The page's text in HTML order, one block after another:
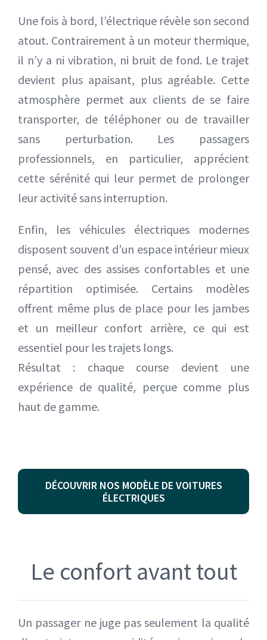
Une fois à bord, l’électrique révèle son second
atout. Contrairement à un moteur thermique,
il n’y a ni vibration, ni bruit de fond. Le trajet
devient plus apaisant, plus agréable. Cette
atmosphère permet aux clients de se faire
transporter, de téléphoner ou de travailler
sans perturbation. Les passagers
professionnels, en particulier, apprécient
cette sérénité qui leur permet de prolonger
leur activité sans interruption.
Enfin, les véhicules électriques modernes
disposent souvent d’un espace intérieur mieux
pensé, avec des assises confortables et une
répartition optimisée. Certains modèles
offrent même plus de place pour les jambes
et un meilleur confort arrière, ce qui est
essentiel pour les trajets longs.
Résultat : chaque course devient une
expérience de qualité, perçue comme plus
haut de gamme.
DÉCOUVRIR NOS MODÈLE DE VOITURES
ÉLECTRIQUES
Le confort avant tout
Un passager ne juge pas seulement la qualité